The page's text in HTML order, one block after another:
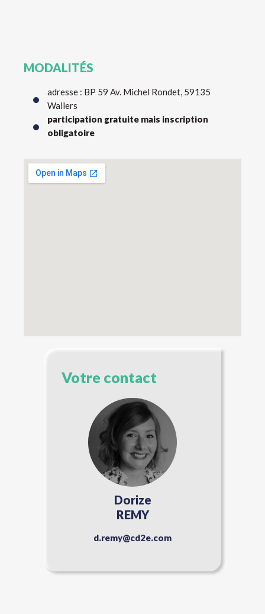
MODALITÉS
adresse : BP 59 Av. Michel Rondet, 59135
Wallers
participation gratuite mais inscription
obligatoire
Votre contact
Dorize
REMY
d.remy@cd2e.com